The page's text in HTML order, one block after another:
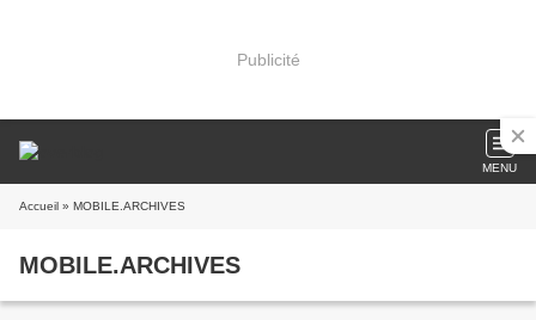
Publicité
MENU
Accueil » MOBILE.ARCHIVES
MOBILE.ARCHIVES